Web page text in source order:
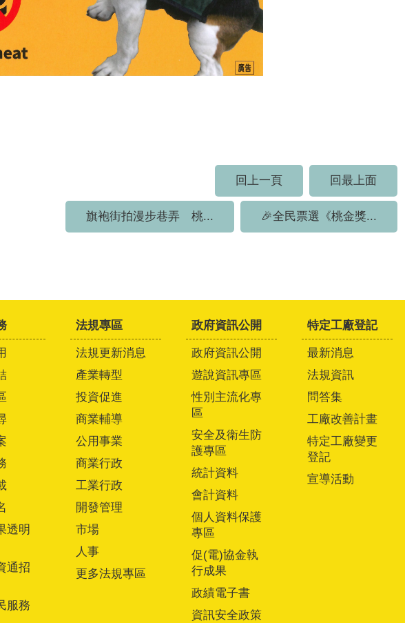
回上一頁
回最上面
旗袍街拍漫步巷弄 桃... 🎉全民票選《桃金獎...
透明
通招
服務
法規專區
法規更新消息
產業轉型
投資促進
商業輔導
公用事業
商業行政
工業行政
開發管理
市場
人事
更多法規專區
政府資訊公開
政府資訊公開
遊說資訊專區
性別主流化專
區
安全及衛生防
護專區
統計資料
會計資料
個人資料保護
專區
促(電)協金執
行成果
政績電子書
資訊安全政策
特定工廠登記
最新消息
法規資訊
問答集
工廠改善計畫
特定工廠變更
登記
宣導活動